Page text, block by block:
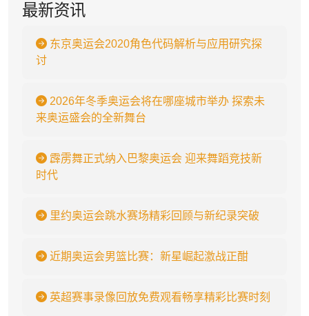
最新资讯
东京奥运会2020角色代码解析与应用研究探
讨
2026年冬季奥运会将在哪座城市举办 探索未
来奥运盛会的全新舞台
霹雳舞正式纳入巴黎奥运会 迎来舞蹈竞技新
时代
里约奥运会跳水赛场精彩回顾与新纪录突破
近期奥运会男篮比赛：新星崛起激战正酣
英超赛事录像回放免费观看畅享精彩比赛时刻